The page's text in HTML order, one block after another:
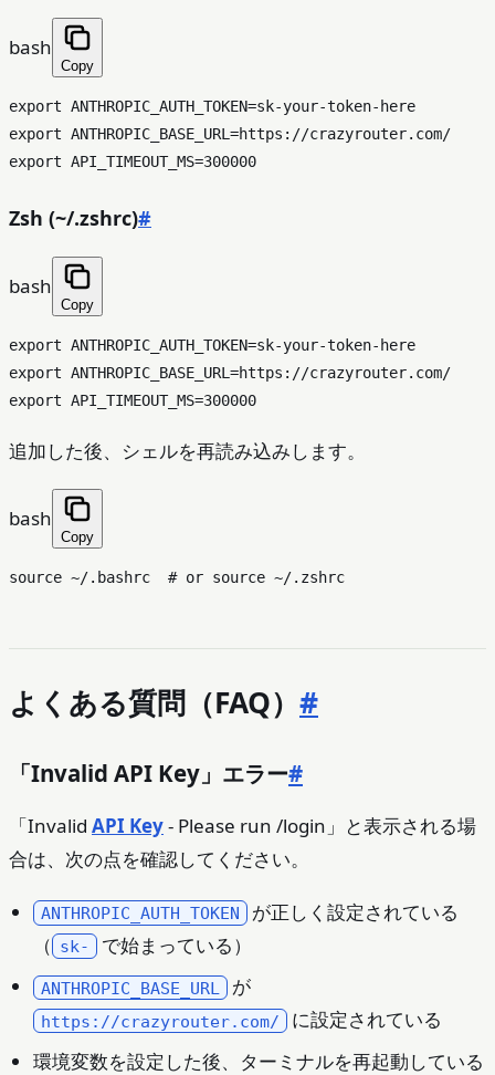
bash
Copy
export
export
export
Zsh (~/.zshrc)#
bash
Copy
export
export
export
追加した後、シェルを再読み込みします。
bash
Copy
source ~/.bashrc # or source ~/.zshrc
よくある質問（FAQ） #
「Invalid API Key」エラー#
「Invalid API Key- Please run /login」と表示される場
合は、次の点を確認してください。
ANTHROPIC_AUTH_TOKEN が正しく設定されている
（ sk- で始まっている）
ANTHROPIC_BASE_URL が
https://crazyrouter.com/ に設定されている
環境変数を設定した後、ターミナルを再起動している